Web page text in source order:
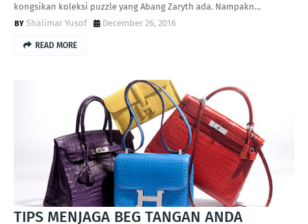
kongsikan koleksi puzzle yang Abang Zaryth ada. Nampakn…
Shalimar Yusof
December 26, 2016
READ MORE
TIPS MENJAGA BEG TANGAN ANDA